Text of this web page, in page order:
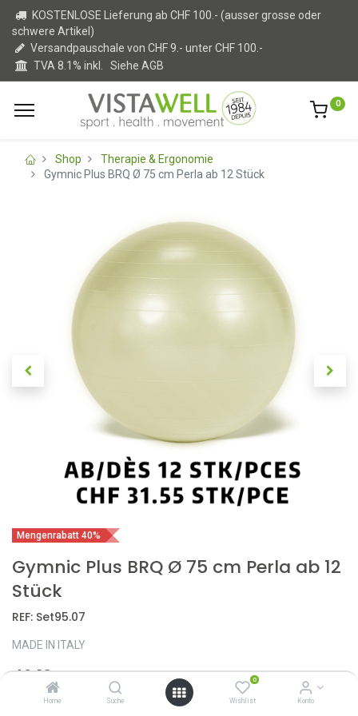
Home Suche
0
Wishlist Konto
KOSTENLOSE Lieferung ab CHF 100.- (ausser grosse oder
schwere Artikel)
Versandpauschale von CHF 9.- unter CHF 100.-
TVA 8.1% inkl. Siehe AGB
0
Shop
Therapie & Ergonomie
Gymnic Plus BRQ Ø 75 cm Perla ab 12 Stück
Mengenrabatt 40%
Gymnic Plus BRQ Ø 75 cm Perla ab 12
Stück
REF: Set95.07
MADE IN ITALY
42,10CHF 52,60CHF